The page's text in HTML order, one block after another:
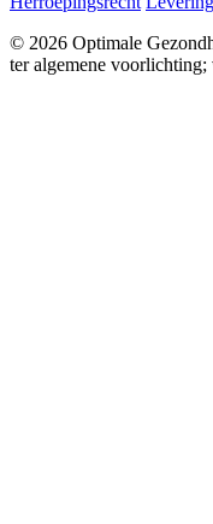
© 2026 Optimale
ter algemene voorlichting;